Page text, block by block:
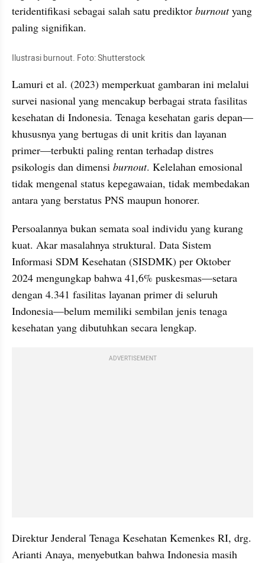
teridentifikasi sebagai salah satu prediktor burnout yang
paling signifikan.
Ilustrasi burnout. Foto: Shutterstock
Lamuri et al. (2023) memperkuat gambaran ini melalui
survei nasional yang mencakup berbagai strata fasilitas
kesehatan di Indonesia. Tenaga kesehatan garis depan—
khususnya yang bertugas di unit kritis dan layanan
primer—terbukti paling rentan terhadap distres
psikologis dan dimensi burnout. Kelelahan emosional
tidak mengenal status kepegawaian, tidak membedakan
antara yang berstatus PNS maupun honorer.
Persoalannya bukan semata soal individu yang kurang
kuat. Akar masalahnya struktural. Data Sistem
Informasi SDM Kesehatan (SISDMK) per Oktober
2024 mengungkap bahwa 41,6% puskesmas—setara
dengan 4.341 fasilitas layanan primer di seluruh
Indonesia—belum memiliki sembilan jenis tenaga
kesehatan yang dibutuhkan secara lengkap.
ADVERTISEMENT
Direktur Jenderal Tenaga Kesehatan Kemenkes RI, drg.
Arianti Anaya, menyebutkan bahwa Indonesia masih